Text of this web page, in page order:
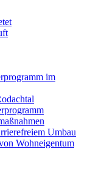
im
Umbau
Wohneigentum